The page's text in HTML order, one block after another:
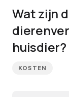
Wat zijn
huisdier?
KOSTEN